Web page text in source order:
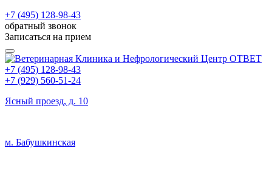
+7 (495) 128-98-43
обратный звонок
Записаться на прием
+7 (495) 128-98-43
+7 (929) 560-51-24
Ясный проезд, д. 10
м. Бабушкинская